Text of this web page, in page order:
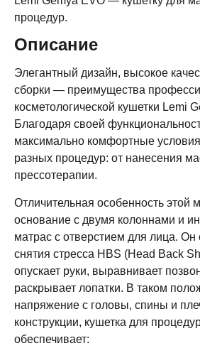
процедур.
Описание
Элегантный дизайн, высокое
сборки — преимущества
косметологической кушетки Lemi
Благодаря своей
максимально комфортные
разных процедур: от нанесения
прессотерапии.
Отличительная особенность
основание с двумя колоннами и
матрас с отверстием для лица.
снятия стресса HBS (Head Back
опускает руки, выравнивает
раскрывает лопатки. В таком
напряжение с головы, спины и
конструкции, кушетка для
обеспечивает: